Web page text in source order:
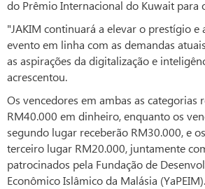
do Prêmio Internacional do Kuwait para
"JAKIM continuará a elevar o prestígio e
evento em linha com as demandas
as aspirações da digitalização e
acrescentou.
Os vencedores em ambas as categorias
RM40.000 em dinheiro, enquanto os
segundo lugar receberão RM30.000, e
terceiro lugar RM20.000, juntamente
patrocinados pela Fundação de
Econômico Islâmico da Malásia (YaPEIM).